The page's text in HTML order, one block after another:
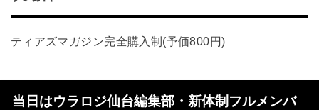
ティアズマガジン完全購入制(予価800円)
当日はウラロジ仙台編集部・新体制フルメンバ